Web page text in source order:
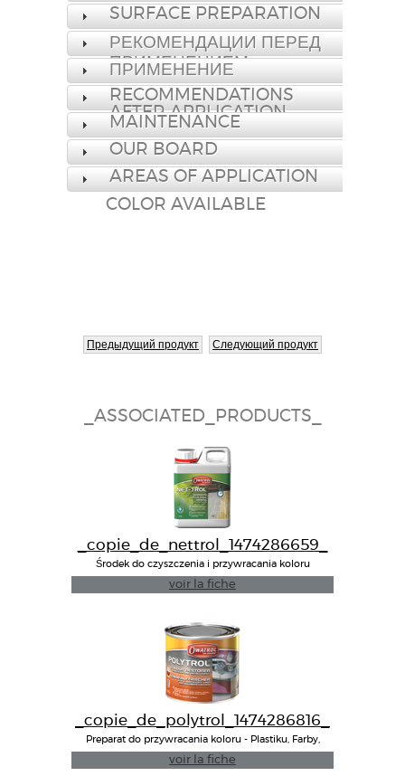
SURFACE PREPARATION
РЕКОМЕНДАЦИИ ПЕРЕД
ПРИМЕНЕНИЕМ
ПРИМЕНЕНИЕ
RECOMMENDATIONS
AFTER APPLICATION
MAINTENANCE
OUR BOARD
AREAS OF APPLICATION
COLOR AVAILABLE
Предыдущий продукт Следующий продукт
_ASSOCIATED_PRODUCTS_
_copie_de_nettrol_1474286659_
Środek do czyszczenia i przywracania koloru
drewna
voir la fiche
_copie_de_polytrol_1474286816_
Preparat do przywracania koloru - Plastiku, Farby,
GRP, Metalu
voir la fiche